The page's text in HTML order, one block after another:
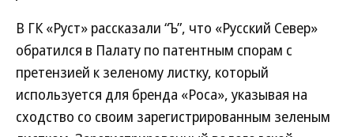
В ГК «Руст» рассказали “Ъ”, что «Русский Север»
обратился в Палату по патентным спорам с
претензией к зеленому листку, который
используется для бренда «Роса», указывая на
сходство со своим зарегистрированным зеленым